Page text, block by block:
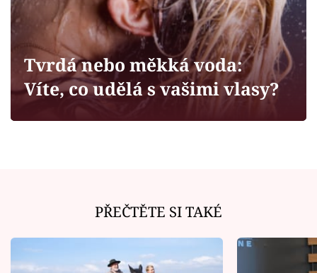
Sledujte prima+
Filmový festival Karlovy Vary
Sledujte nás
Tvrdá nebo měkká voda:
Víte, co udělá s vašimi vlasy?
PŘEČTĚTE SI TAKÉ